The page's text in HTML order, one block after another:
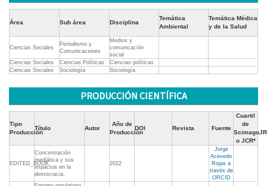
Área Sub área Disciplina
Temática
Ambiental
Temática Médica
y de la Salud
Ciencias Sociales
Periodismo y
Comunicaciones
Medios y
comunicación
social
Ciencias Sociales
Ciencias Políticas
Ciencias políticas
Ciencias Sociales
Sociología Sociología
PRODUCCIÓN CIENTÍFICA
Tipo
Producción
Título Autor
Año de
Producción
DOI Revista Fuente
Cuartil
de
ScimagoJR
o JCR*
EDITED_BOOK
Concentración
mediática y sus
impactos en la
democracia.
2022
Jorge
Acevedo
Rojas a
través de
ORCID